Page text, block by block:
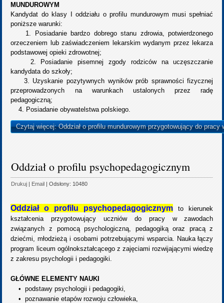
MUNDUROWYM
Kandydat do klasy I oddziału o profilu mundurowym musi spełniać
poniższe warunki:
1. Posiadanie bardzo dobrego stanu zdrowia, potwierdzonego
orzeczeniem lub zaświadczeniem lekarskim wydanym przez lekarza
podstawowej opieki zdrowotnej;
2. Posiadanie pisemnej zgody rodziców na uczęszczanie
kandydata do szkoły;
3. Uzyskanie pozytywnych wyników prób sprawności fizycznej
przeprowadzonych na warunkach ustalonych przez radę
pedagogiczną;
4. Posiadanie obywatelstwa polskiego.
Czytaj więcej: Oddział o profilu mundurowym przygotowujący do
Oddział o profilu psychopedagogicznym
Drukuj | Email | Odsłony: 10480
Oddział o profilu psychopedagogicznym to kierunek
kształcenia przygotowujący uczniów do pracy w zawodach
związanych z pomocą psychologiczną, pedagogiką oraz pracą z
dziećmi, młodzieżą i osobami potrzebującymi wsparcia. Nauka łączy
program liceum ogólnokształcącego z zajęciami rozwijającymi wiedzę
z zakresu psychologii i pedagogiki.
GŁÓWNE ELEMENTY NAUKI
• podstawy psychologii i pedagogiki,
•poznawanie etapów rozwoju człowieka,